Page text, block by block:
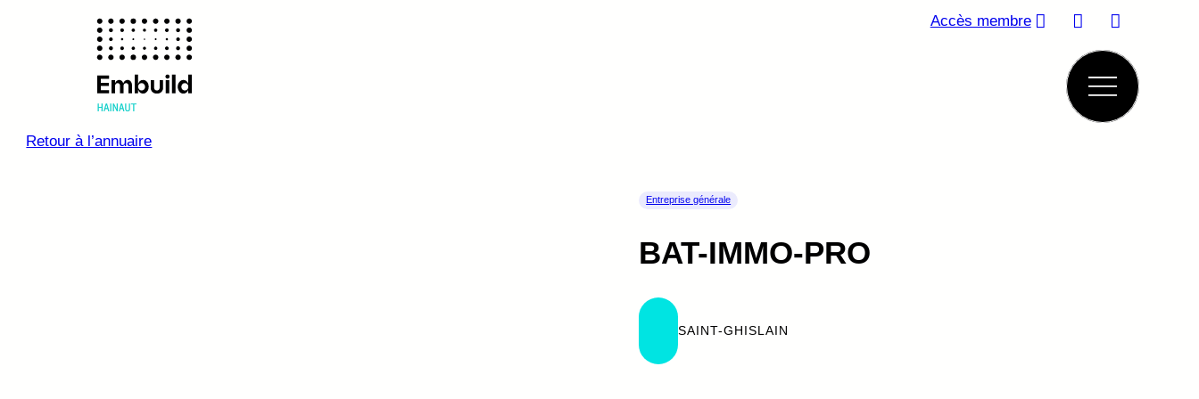
Accès membre
Retour à l’annuaire
Entreprise générale
BAT-IMMO-PRO
SAINT-GHISLAIN